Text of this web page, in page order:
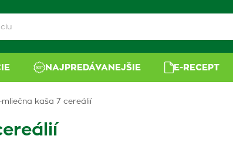
NAJPREDÁVANEJŠIE E-RECEPT
kaša 7 cereálií